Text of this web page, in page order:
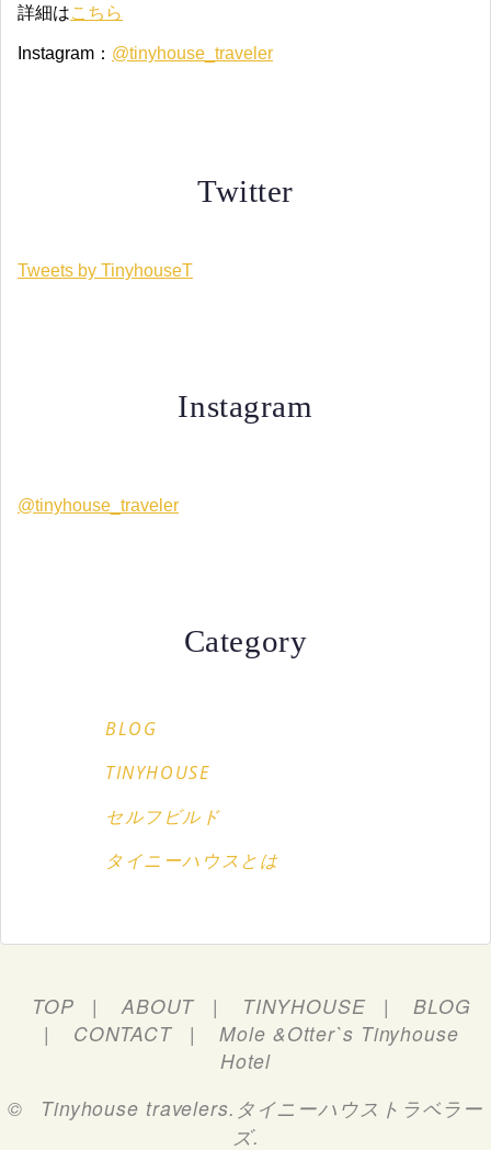
詳細はこちら
Instagram： @tinyhouse_traveler
Twitter
Tweets by TinyhouseT
Instagram
@tinyhouse_traveler
Category
BLOG
TINYHOUSE
セルフビルド
タイニーハウスとは
TOP ABOUT TINYHOUSE
BLOG
CONTACT
Mole &Otter`s Tinyhouse
Hotel
©
Tinyhouse travelers.タイニーハウストラベラー
ズ.